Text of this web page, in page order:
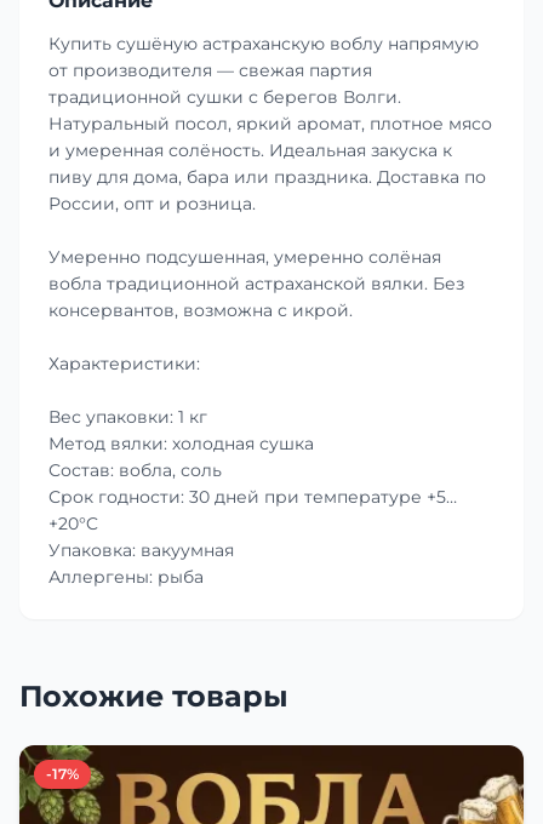
Купить сушёную астраханскую воблу напрямую
от производителя — свежая партия
традиционной сушки с берегов Волги.
Натуральный посол, яркий аромат, плотное мясо
и умеренная солёность. Идеальная закуска к
пиву для дома, бара или праздника. Доставка по
России, опт и розница.
Умеренно подсушенная, умеренно солёная
вобла традиционной астраханской вялки. Без
консервантов, возможна с икрой.
Характеристики:
Вес упаковки: 1 кг
Метод вялки: холодная сушка
Состав: вобла, соль
Срок годности: 30 дней при температуре +5…
+20°C
Упаковка: вакуумная
Аллергены: рыба
Похожие товары
-17%